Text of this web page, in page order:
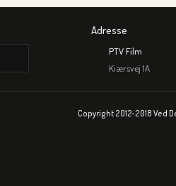
Adresse
PTV Film
Kiærsvej 1A
Copyright 2012-2018 Ved